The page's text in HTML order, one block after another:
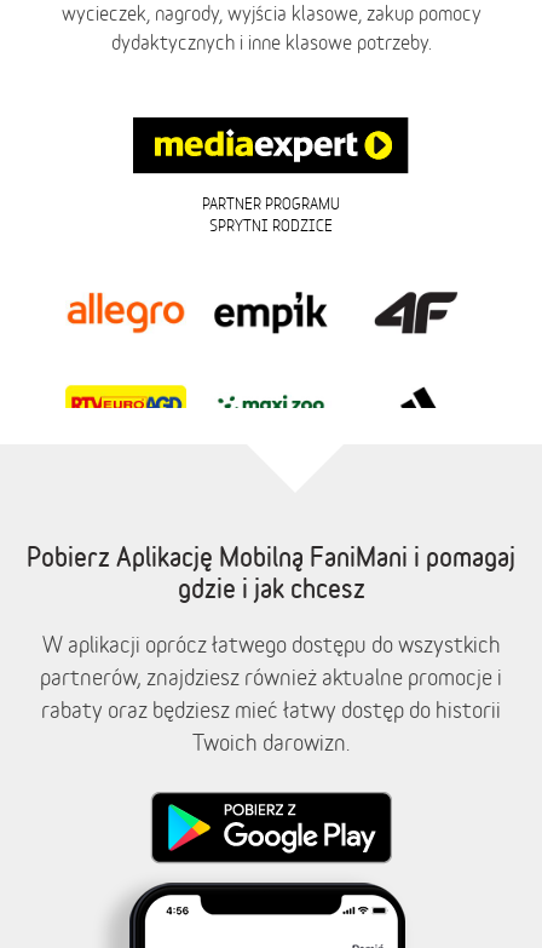
wycieczek, nagrody, wyjścia klasowe, zakup pomocy
dydaktycznych i inne klasowe potrzeby.
PARTNER PROGRAMU
SPRYTNI RODZICE
Pobierz Aplikację Mobilną FaniMani i pomagaj
gdzie i jak chcesz
W aplikacji oprócz łatwego dostępu do wszystkich
partnerów, znajdziesz również aktualne promocje i
rabaty oraz będziesz mieć łatwy dostęp do historii
Twoich darowizn.